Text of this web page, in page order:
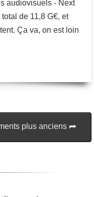
audiovisuels - Next
de 11,8 G€, et
Ça va, on est loin
plus anciens